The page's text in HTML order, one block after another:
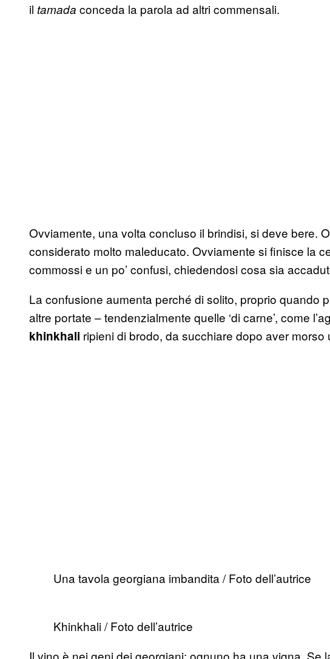
il tamada conceda la parola ad altri commensali.
Ovviamente, una volta concluso il brindisi, si deve bere.
considerato molto maleducato. Ovviamente si finisce la
commossi e un po’ confusi, chiedendosi cosa sia
La confusione aumenta perché di solito, proprio quando
altre portate – tendenzialmente quelle ‘di carne’, come
khinkhali ripieni di brodo, da succhiare dopo aver
Una tavola georgiana imbandita / Foto dell’autrice
Khinkhali / Foto dell’autrice